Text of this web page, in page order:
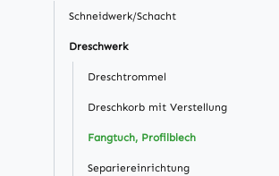
Schneidwerk/Schacht
Dreschwerk
Dreschtrommel
Dreschkorb mit Verstellung
Fangtuch, Profilblech
Separiereinrichtung